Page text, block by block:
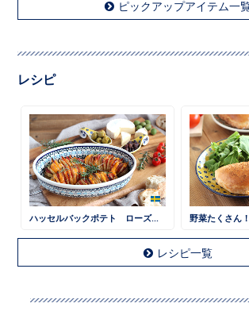
ピックアップアイテム一
レシピ
ハッセルバックポテト ローズマリー風味 野菜たくさん
レシピ一覧